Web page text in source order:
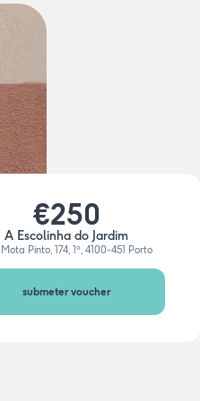
€250
A Escolinha do Jardim
Pinto, 174, 1º, 4100-451 Porto
submeter voucher